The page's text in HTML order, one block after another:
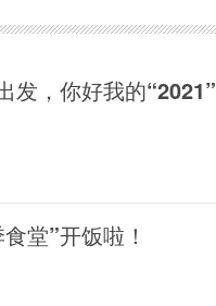
发，你好我的“2021”
堂”开饭啦！